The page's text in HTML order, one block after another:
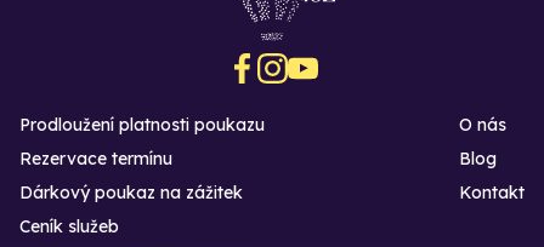
Prodloužení platnosti poukazu
Rezervace termínu
Dárkový poukaz na zážitek
O nás
Blog
Kontakt
Ceník služeb